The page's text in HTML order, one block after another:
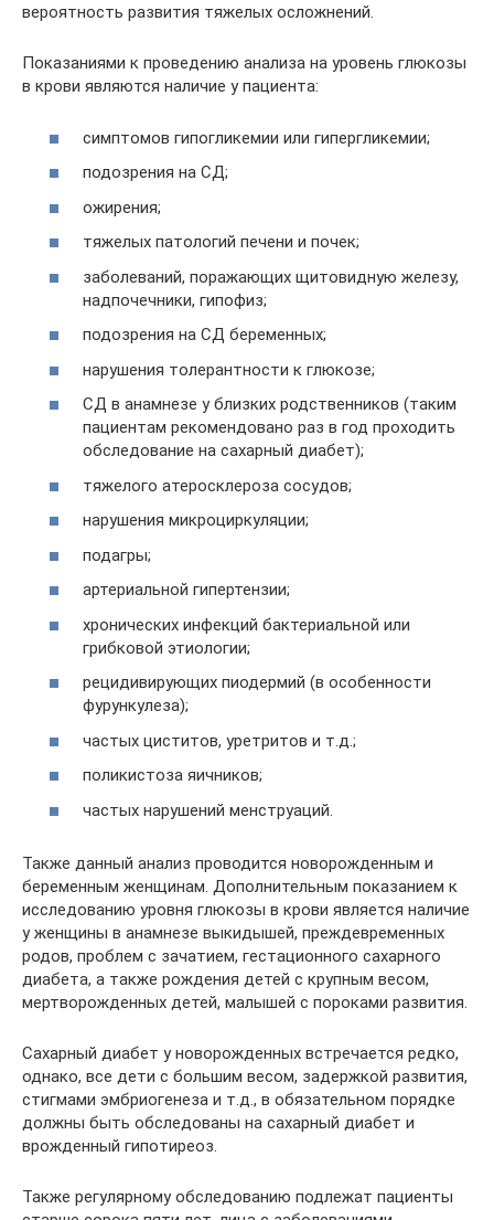
вероятность развития тяжелых осложнений.
Показаниями к проведению анализа на уровень глюкозы
в крови являются наличие у пациента:
симптомов гипогликемии или гипергликемии;
подозрения на СД;
ожирения;
тяжелых патологий печени и почек;
заболеваний, поражающих щитовидную железу,
надпочечники, гипофиз;
подозрения на СД беременных;
нарушения толерантности к глюкозе;
СД в анамнезе у близких родственников (таким
пациентам рекомендовано раз в год проходить
обследование на сахарный диабет);
тяжелого атеросклероза сосудов;
нарушения микроциркуляции;
подагры;
артериальной гипертензии;
хронических инфекций бактериальной или
грибковой этиологии;
рецидивирующих пиодермий (в особенности
фурункулеза);
частых циститов, уретритов и т.д.;
поликистоза яичников;
частых нарушений менструаций.
Также данный анализ проводится новорожденным и
беременным женщинам. Дополнительным показанием к
исследованию уровня глюкозы в крови является наличие
у женщины в анамнезе выкидышей, преждевременных
родов, проблем с зачатием, гестационного сахарного
диабета, а также рождения детей с крупным весом,
мертворожденных детей, малышей с пороками развития.
Сахарный диабет у новорожденных встречается редко,
однако, все дети с большим весом, задержкой развития,
стигмами эмбриогенеза и т.д., в обязательном порядке
должны быть обследованы на сахарный диабет и
врожденный гипотиреоз.
Также регулярному обследованию подлежат пациенты